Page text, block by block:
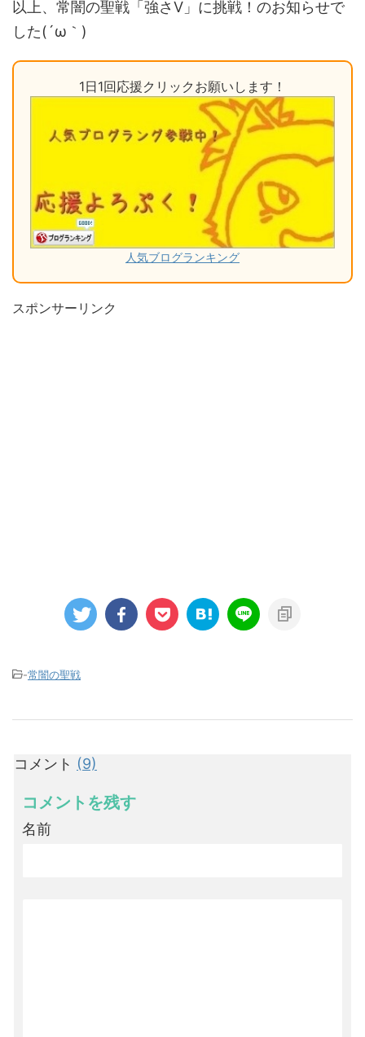
以上、常闇の聖戦「強さⅤ」に挑戦！のお知らせで
した(´ω｀)
1日1回応援クリックお願いします！
人気ブログランキング
スポンサーリンク
-常闇の聖戦
コメント (9)
コメントを残す
名前